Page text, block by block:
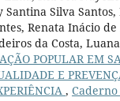
Santina Silva
Renata Inácio
da Costa,
POPULAR EM
E
,